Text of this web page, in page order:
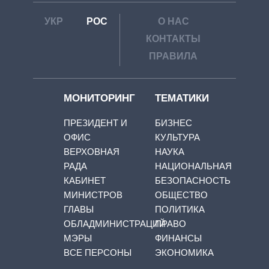
УКР РОС
О НАС
КОНТАКТЫ
ПРАВИЛА
МОНИТОРИНГ
ПРЕЗИДЕНТ И
ОФИС
ВЕРХОВНАЯ
РАДА
КАБИНЕТ
МИНИСТРОВ
ГЛАВЫ
ОБЛАДМИНИСТРАЦИЙ
МЭРЫ
ВСЕ ПЕРСОНЫ
ТЕМАТИКИ
БИЗНЕС
КУЛЬТУРА
НАУКА
НАЦИОНАЛЬНАЯ
БЕЗОПАСНОСТЬ
ОБЩЕСТВО
ПОЛИТИКА
ПРАВО
ФИНАНСЫ
ЭКОНОМИКА